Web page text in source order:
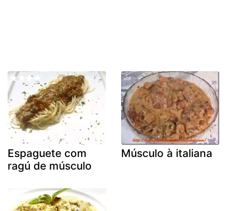
Espaguete com
ragú de músculo
Músculo à italiana